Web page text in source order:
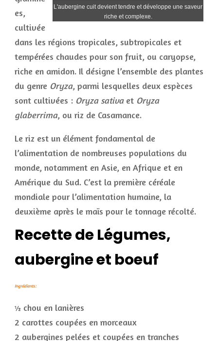
L'aubergine cuit devient tendre et développe une saveur
riche et complexe.
es,
cultivée
dans les régions tropicales, subtropicales et
tempérées chaudes pour son fruit, ou caryopse,
riche en amidon. Il désigne l’ensemble des plantes
du genre Oryza, parmi lesquelles deux espèces
sont cultivées : Oryza sativaet Oryza
glaberrima, ou riz de Casamance.
Le riz est un élément fondamental de
l’alimentation de nombreuses populations du
monde, notamment en Asie, en Afrique et en
Amérique du Sud. C’est la première céréale
mondiale pour l’alimentation humaine, la
deuxième après le maïs pour le tonnage récolté.
Recette de Légumes,
aubergine et boeuf
Ingrédients:
½ chou en lanières
2 carottes coupées en morceaux
2 aubergines pelées et coupées en tranches